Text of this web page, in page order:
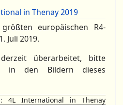
europäischen R4-
Juli 2019.
überarbeitet, bitte
in den Bildern dieses
4L International in Thenay